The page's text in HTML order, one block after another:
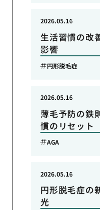
生活習慣の改
影響
2026.05.16
円形脱毛症
薄毛予防の鉄
慣のリセット
2026.05.16
AGA
円形脱毛症の
光
2026.05.16